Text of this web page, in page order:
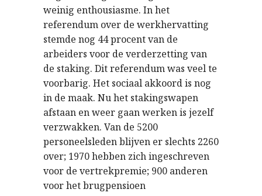
weinig enthousiasme. In het
referendum over de werkhervatting
stemde nog 44 procent van de
arbeiders voor de verderzetting van
de staking. Dit referendum was veel te
voorbarig. Het sociaal akkoord is nog
in de maak. Nu het stakingswapen
afstaan en weer gaan werken is jezelf
verzwakken. Van de 5200
personeelsleden blijven er slechts 2260
over; 1970 hebben zich ingeschreven
voor de vertrekpremie; 900 anderen
voor het brugpensioen